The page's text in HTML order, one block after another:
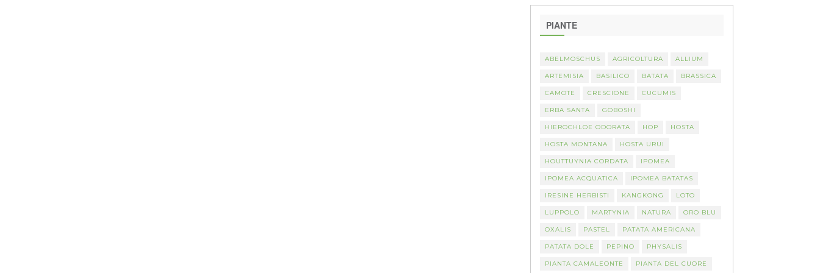
PIANTE
ABELMOSCHUS AGRICOLTURA ALLIUM
ARTEMISIA BASILICO BATATA BRASSICA
CAMOTE CRESCIONE CUCUMIS
ERBA SANTA GOBOSHI
HIEROCHLOE ODORATA HOP HOSTA
HOSTA MONTANA HOSTA URUI
HOUTTUYNIA CORDATA IPOMEA
IPOMEA ACQUATICA IPOMEA BATATAS
IRESINE HERBISTI KANGKONG LOTO
LUPPOLO MARTYNIA NATURA ORO BLU
OXALIS PASTEL PATATA AMERICANA
PATATA DOLE PEPINO PHYSALIS
PIANTA CAMALEONTE PIANTA DEL CUORE